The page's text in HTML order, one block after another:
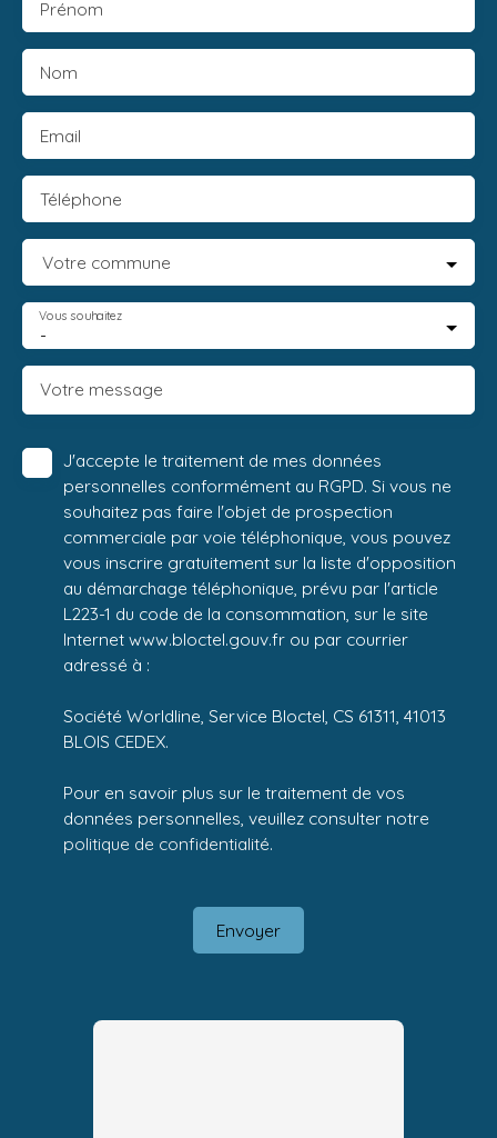
Prénom
Nom
Email
Téléphone
Votre commune
-
Vous souhaitez
Votre message
J'accepte le traitement de mes données
personnelles conformément au RGPD. Si vous ne
souhaitez pas faire l'objet de prospection
commerciale par voie téléphonique, vous pouvez
vous inscrire gratuitement sur la liste d'opposition
au démarchage téléphonique, prévu par l'article
L223-1 du code de la consommation, sur le site
Internet www.bloctel.gouv.fr ou par courrier
adressé à :
Société Worldline, Service Bloctel, CS 61311, 41013
BLOIS CEDEX.
Pour en savoir plus sur le traitement de vos
données personnelles, veuillez consulter notre
politique de confidentialité.
Envoyer